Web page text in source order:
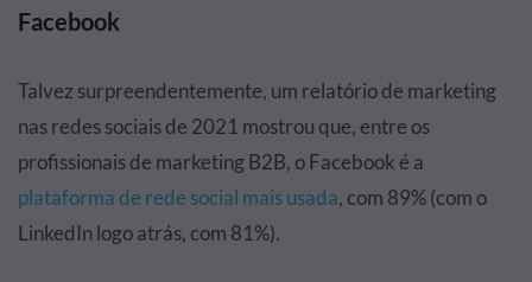
Facebook
Talvez surpreendentemente, um relatório de marketing
nas redes sociais de 2021 mostrou que, entre os
profissionais de marketing B2B, o Facebook é a
plataforma de rede social mais usada, com 89% (com o
LinkedIn logo atrás, com 81%).